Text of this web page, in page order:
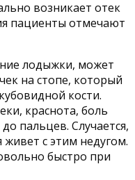
возникает отек
пациенты отмечают
лодыжки, может
на стопе, который
кости.
краснота, боль
пальцев. Случается,
с этим недугом.
быстро при